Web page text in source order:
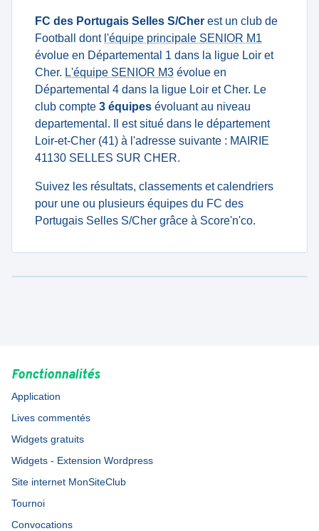
FC des Portugais Selles S/Cher est un club de
Football dont l'équipe principale SENIOR M1
évolue en Départemental 1 dans la ligue Loir et
Cher. L'équipe SENIOR M3 évolue en
Départemental 4 dans la ligue Loir et Cher. Le
club compte 3 équipes évoluant au niveau
departemental. Il est situé dans le département
Loir-et-Cher (41) à l'adresse suivante : MAIRIE
41130 SELLES SUR CHER.
Suivez les résultats, classements et calendriers
pour une ou plusieurs équipes du FC des
Portugais Selles S/Cher grâce à Score'n'co.
Fonctionnalités
Application
Lives commentés
Widgets gratuits
Widgets - Extension Wordpress
Site internet MonSiteClub
Tournoi
Convocations